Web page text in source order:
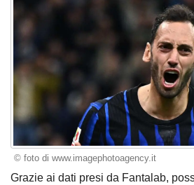
© foto di www.imagephotoagency.it
Grazie ai dati presi da Fantalab,